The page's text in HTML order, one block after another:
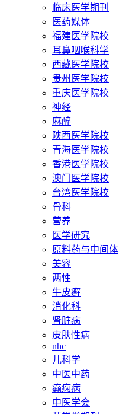
临床医学期刊
医药媒体
福建医学院校
耳鼻咽喉科学
西藏医学院校
贵州医学院校
重庆医学院校
神经
麻醉
陕西医学院校
青海医学院校
香港医学院校
澳门医学院校
台湾医学院校
骨科
营养
医学研究
原料药与中间体
美容
两性
牛皮癣
消化科
肾脏病
皮肤性病
nhc
儿科学
中医中药
癫痫病
中医学会